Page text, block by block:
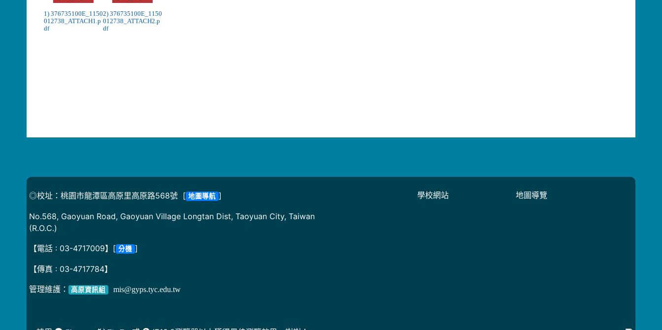
1) 376735100E_1150
012738_ATTACH1.p
df
2) 376735100E_1150
012738_ATTACH2.p
df
◎校址：桃園市龍潭區高原里高原路568號 [ 地圖導航 ]
No.568, Gaoyuan Road, Gaoyuan Village Longtan Dist, Taoyuan City, Taiwan
(R.O.C.)
【電話 : 03-4717009】[ 分機 ]
【傳真 : 03-4717784】
管理維護： 高原資訊組 mis@gyps.tyc.edu.tw
學校網站 地圖導覽